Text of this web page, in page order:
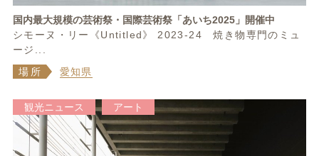
国内最大規模の芸術祭・国際芸術祭「あいち2025」開催中
シモーヌ・リー《Untitled》 2023-24 焼き物専門のミュ
ージ...
場所
愛知県
観光ニュース アート